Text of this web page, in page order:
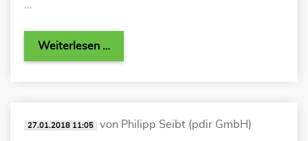
Weiterlesen …
27.01.2018 11:05 von Philipp Seibt (pdir GmbH)